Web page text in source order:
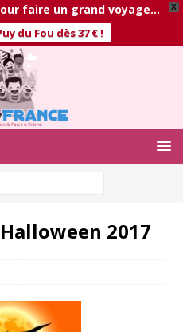
X
faire un grand voyage…
du Fou dès 37 € !
2017